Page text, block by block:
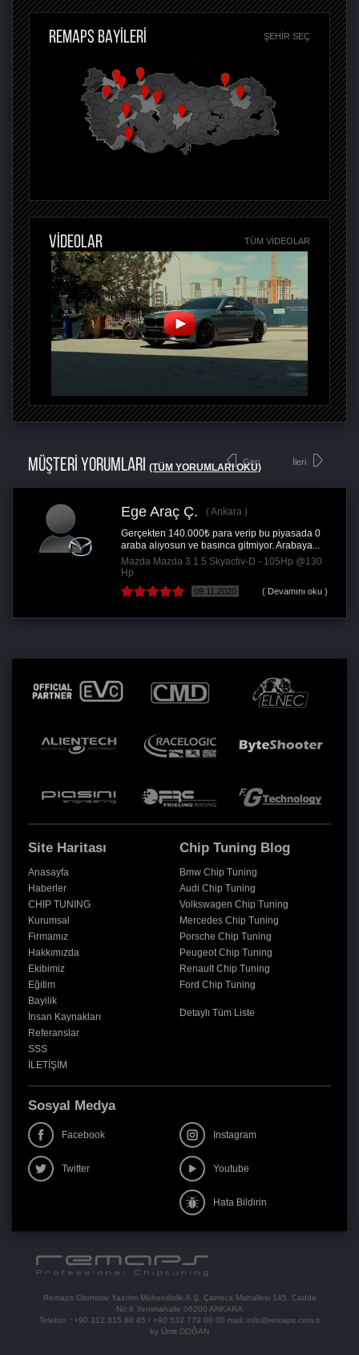
REMAPS BAYİLERİ ŞEHIR SEÇ
VİDEOLAR TÜM VIDEOLAR
MÜŞTERİ YORUMLARI (TÜM YORUMLARI OKU)
Geri
Ege Araç Ç.
Ankara
Gerçekten 140.000₺ para verip bu piyasada 0
araba alıyosun ve basınca gitmiyor. Arabaya...
Mazda Mazda 3 1.5 Skyactiv-D - 105Hp @130
Hp
09.11.2020 ( Devamını oku )
İleri
Site Haritası
Anasayfa
Haberler
CHIP TUNING
Kurumsal
Firmamız
Hakkımızda
Ekibimiz
Eğitim
Bayilik
İnsan Kaynakları
Referanslar
SSS
İLETİŞİM
Chip Tuning Blog
Bmw Chip Tuning
Audi Chip Tuning
Volkswagen Chip Tuning
Mercedes Chip Tuning
Porsche Chip Tuning
Peugeot Chip Tuning
Renault Chip Tuning
Ford Chip Tuning
Detaylı Tüm Liste
Sosyal Medya
Facebook Instagram
Twitter Youtube
Hata Bildirin
Remaps Otomotiv Yazılım Mühendislik A.Ş. Çamlıca Mahallesi 145. Cadde
No:6 Yenimahalle 06200 ANKARA
Telefon : +90 312 315 88 85 / +90 532 779 00 00 mail: info@remaps.com.tr
by Ümit DOĞAN